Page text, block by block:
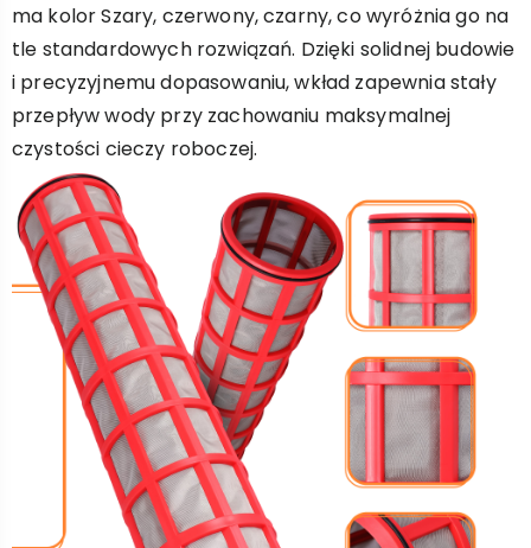
ma kolor Szary, czerwony, czarny, co wyróżnia go na
tle standardowych rozwiązań. Dzięki solidnej budowie
i precyzyjnemu dopasowaniu, wkład zapewnia stały
przepływ wody przy zachowaniu maksymalnej
czystości cieczy roboczej.